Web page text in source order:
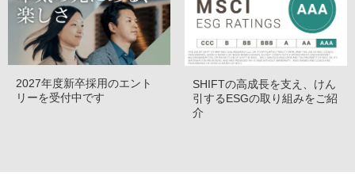
2027年度新卒採用のエント
リーを受付中です
SHIFTの高成長を支え、けん
引するESGの取り組みをご紹
介